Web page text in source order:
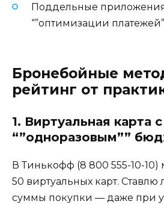
Поддельные
“”оптимизации
Бронебойные
рейтинг от
1. Виртуальная карта с
“”одноразовым””
В Тинькофф (8 800 555-10-10)
50 виртуальных карт. Ставлю
суммы покупки — даже при